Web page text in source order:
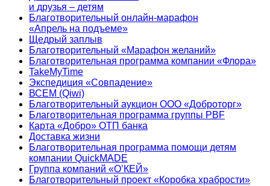
и друзья – детям
Благотворительный онлайн‑марафон
«Апрель на подъеме»
Щедрый заплыв
Благотворительный «Марафон желаний»
Благотворительная программа компании «Флора»
TakeMyTime
Экспедиция «Совпадение»
ВСЕМ (Qiwi)
Благотворительный аукцион ООО «Доброторг»
Благотворительная программа группы PBF
Карта «Добро» ОТП банка
Доставка жизни
Благотворительная программа помощи детям
компании QuickMADE
Группа компаний «О’КЕЙ»
Благотворительный проект «Коробка храбрости»